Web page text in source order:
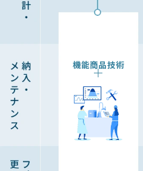
機能商品技術